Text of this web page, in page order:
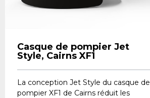
Casque de pompier Jet
Style, Cairns XF1
La conception Jet Style du casque de
pompier XF1 de Cairns réduit les